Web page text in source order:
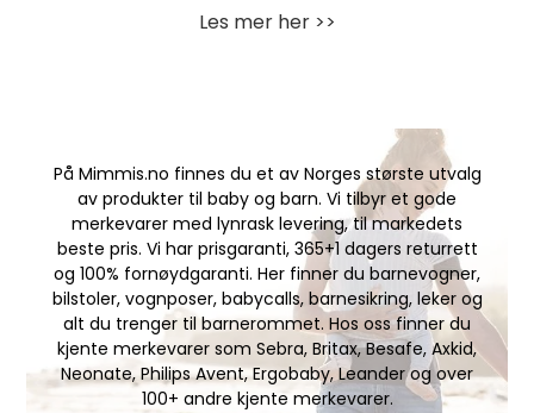
Les mer her >>
På Mimmis.no finnes du et av Norges største utvalg
av produkter til baby og barn. Vi tilbyr et gode
merkevarer med lynrask levering, til markedets
beste pris. Vi har prisgaranti, 365+1 dagers returrett
og 100% fornøydgaranti. Her finner du barnevogner,
bilstoler, vognposer, babycalls, barnesikring, leker og
alt du trenger til barnerommet. Hos oss finner du
kjente merkevarer som Sebra, Britax, Besafe, Axkid,
Neonate, Philips Avent, Ergobaby, Leander og over
100+ andre kjente merkevarer.